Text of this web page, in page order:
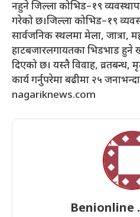
नहुने जिल्ला कोभिड–१९
गरेको छ।जिल्ला कोभिड–१९
सार्वजनिक स्थलमा मेला, जात्रा,
हाटबजारलगायतका भिडभाड हुने
दिएको छ। यस्तै विवाह, व्रतबन्ध,
कार्य गर्नुपरेमा बढीमा २५
nagariknews.com
Benionline